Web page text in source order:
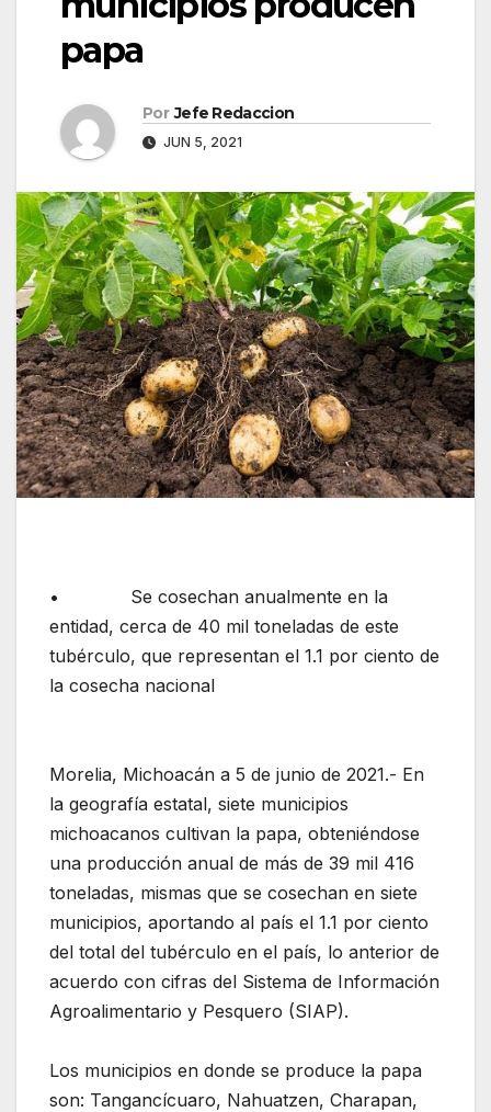
papa
Por Jefe Redaccion
JUN 5, 2021
• Se cosechan anualmente en la
entidad, cerca de 40 mil toneladas de este
tubérculo, que representan el 1.1 por ciento de
la cosecha nacional
Morelia, Michoacán a 5 de junio de 2021.- En
la geografía estatal, siete municipios
michoacanos cultivan la papa, obteniéndose
una producción anual de más de 39 mil 416
toneladas, mismas que se cosechan en siete
municipios, aportando al país el 1.1 por ciento
del total del tubérculo en el país, lo anterior de
acuerdo con cifras del Sistema de Información
Agroalimentario y Pesquero (SIAP).
Los municipios en donde se produce la papa
son: Tangancícuaro, Nahuatzen, Charapan,